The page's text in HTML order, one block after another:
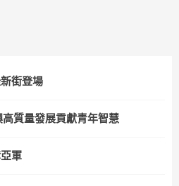
街登場
質量發展貢獻青年智慧
軍